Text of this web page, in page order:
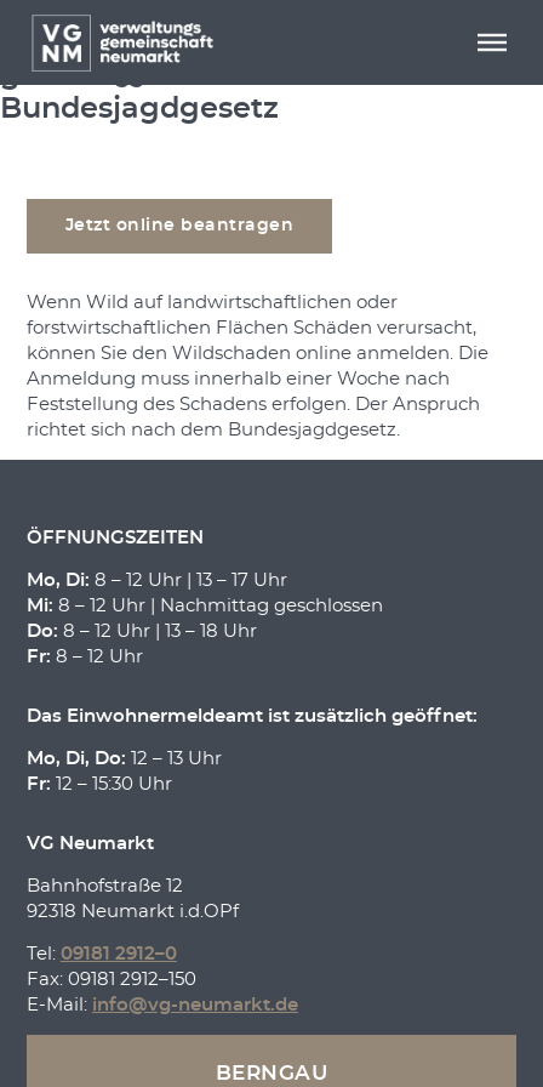
Menü überspringen
Menü überspringen
Anmeldung eines Wildschadens
gemäß §§ 29 und 35
Bundesjagdgesetz
Jetzt online beantragen
Wenn Wild auf landwirtschaftlichen oder
forstwirtschaftlichen Flächen Schäden verursacht,
können Sie den Wildschaden online anmelden. Die
Anmeldung muss innerhalb einer Woche nach
Feststellung des Schadens erfolgen. Der Anspruch
richtet sich nach dem Bundesjagdgesetz.
ÖFFNUNGSZEITEN
Mo, Di: 8 – 12 Uhr | 13 – 17 Uhr
Mi: 8 – 12 Uhr | Nachmittag geschlossen
Do: 8 – 12 Uhr | 13 – 18 Uhr
Fr: 8 – 12 Uhr
Das Einwohnermeldeamt ist zusätzlich geöffnet:
Mo, Di, Do: 12 – 13 Uhr
Fr: 12 – 15:30 Uhr
VG Neumarkt
Bahnhofstraße 12
92318 Neumarkt i.d.OPf
Tel: 09181 2912–0
Fax: 09181 2912–150
E-Mail: info@vg-neumarkt.de
BERNGAU